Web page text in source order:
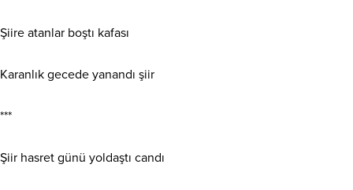
Şiire atanlar boştı kafası
Karanlık gecede yanandı şiir
***
Şiir hasret günü yoldaştı candı